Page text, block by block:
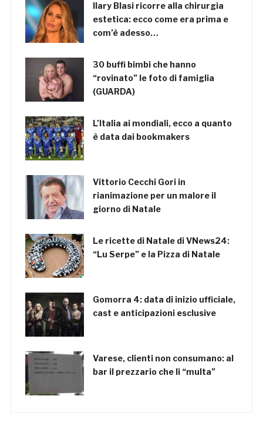
Ilary Blasi ricorre alla chirurgia
estetica: ecco come era prima e
com’è adesso…
30 buffi bimbi che hanno
“rovinato” le foto di famiglia
(GUARDA)
L’Italia ai mondiali, ecco a quanto
è data dai bookmakers
Vittorio Cecchi Gori in
rianimazione per un malore il
giorno di Natale
Le ricette di Natale di VNews24:
“Lu Serpe” e la Pizza di Natale
Gomorra 4: data di inizio ufficiale,
cast e anticipazioni esclusive
Varese, clienti non consumano: al
bar il prezzario che li “multa”